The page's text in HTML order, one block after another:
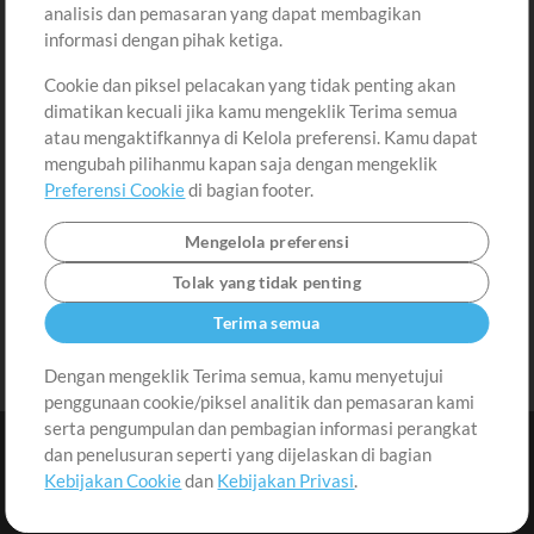
Permintaan Lagu
Lain-lain
Sesi
Kirimkan musik kamu
Playlist
MT Conference
Lihat Keranjang
Syarat dan Ketentuan | Kebijakan Privasi
analisis dan pemasaran yang dapat membagikan
informasi dengan pihak ketiga.
Cookie dan piksel pelacakan yang tidak penting akan
dimatikan kecuali jika kamu mengeklik Terima semua
atau mengaktifkannya di Kelola preferensi. Kamu dapat
mengubah pilihanmu kapan saja dengan mengeklik
Preferensi Cookiedi bagian footer.
Mengelola preferensi
Tolak yang tidak penting
Terima semua
Dengan mengeklik Terima semua, kamu menyetujui
penggunaan cookie/piksel analitik dan pemasaran kami
serta pengumpulan dan pembagian informasi perangkat
dan penelusuran seperti yang dijelaskan di bagian
Kebijakan Cookiedan Kebijakan Privasi.